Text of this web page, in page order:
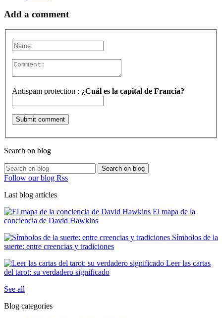
Add a comment
Antispam protection : ¿Cuál es la capital de Francia?
Search on blog
Search on blog
Follow our blog Rss
Last blog articles
El mapa de la
conciencia de David Hawkins
Símbolos de la
suerte: entre creencias y tradiciones
Leer las cartas
del tarot: su verdadero significado
See all
Blog categories